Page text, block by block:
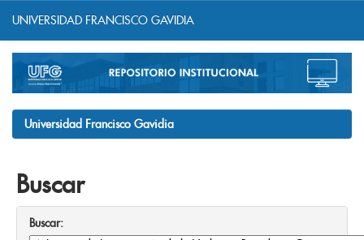
navigation
UNIVERSIDAD FRANCISCO GAVIDIA
Universidad Francisco Gavidia
Buscar
Buscar: